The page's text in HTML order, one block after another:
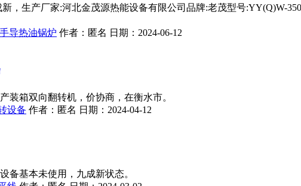
，生产厂家:河北金茂源热能设备有限公司品牌:老茂型号:YY(Q)W-
导热油锅炉 作者： 匿名 日期： 2024-06-12
装箱双向翻转机，价协商，在衡水市。
设备 作者： 匿名 日期： 2024-04-12
备基本未使用，九成新状态。